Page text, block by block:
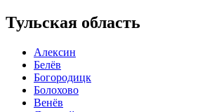
Тульская область
Алексин
Белёв
Богородицк
Болохово
Венёв